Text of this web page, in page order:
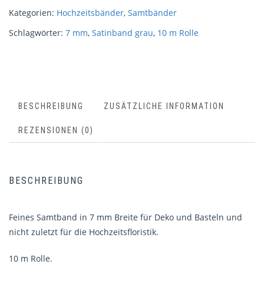
Kategorien: Hochzeitsbänder, Samtbänder
Schlagwörter: 7 mm, Satinband grau, 10 m Rolle
BESCHREIBUNG ZUSÄTZLICHE INFORMATION
REZENSIONEN (0)
BESCHREIBUNG
Feines Samtband in 7 mm Breite für Deko und Basteln und
nicht zuletzt für die Hochzeitsfloristik.
10 m Rolle.